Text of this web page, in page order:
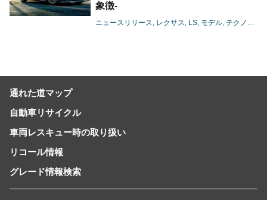
象徴-
ニュースリリース レクサス LS モデル テクノロジー
通れた道マップ
自動車リサイクル
車両レスキュー時の取り扱い
リコール情報
グレード情報検索